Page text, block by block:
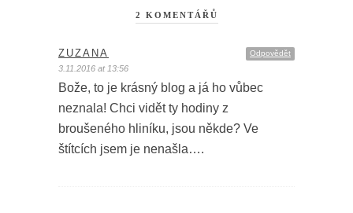
2 KOMENTÁŘŮ
Odpovědět
ZUZANA
3.11.2016 at 13:56
Bože, to je krásný blog a já ho vůbec
neznala! Chci vidět ty hodiny z
broušeného hliníku, jsou někde? Ve
štítcích jsem je nenašla….